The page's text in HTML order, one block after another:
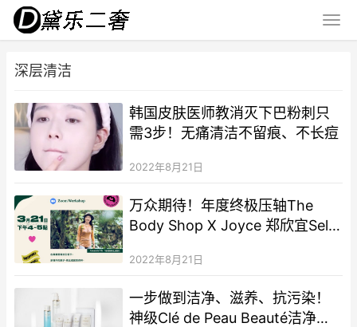
深层清洁
韩国皮肤医师教消灭下巴粉刺只
需3步！无痛清洁不留痕、不长痘
2022年8月21日
万众期待！年度终极压轴The
Body Shop X Joyce 郑欣宜Self
2022年8月21日
一步做到洁净、滋养、抗污染！
神级Clé de Peau Beauté洁净新